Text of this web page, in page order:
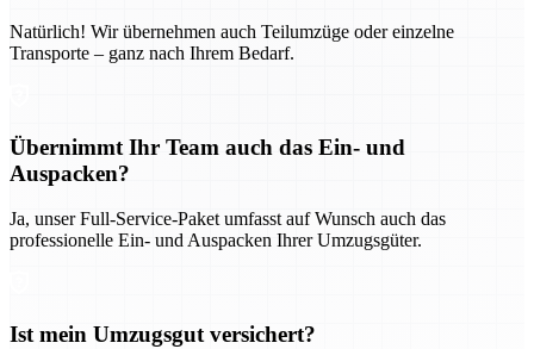
Natürlich! Wir übernehmen auch Teilumzüge oder einzelne
Transporte – ganz nach Ihrem Bedarf.
Übernimmt Ihr Team auch das Ein- und
Auspacken?
Ja, unser Full-Service-Paket umfasst auf Wunsch auch das
professionelle Ein- und Auspacken Ihrer Umzugsgüter.
Ist mein Umzugsgut versichert?